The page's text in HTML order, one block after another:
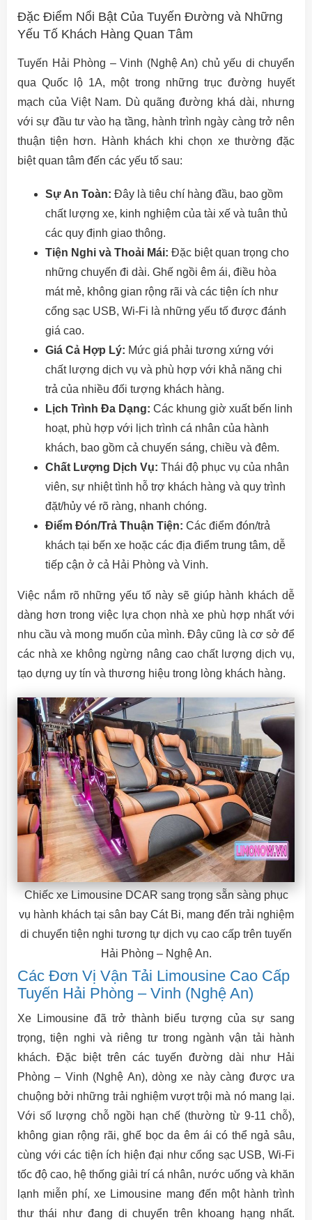
Đặc Điểm Nổi Bật Của Tuyến Đường và Những
Yếu Tố Khách Hàng Quan Tâm
Tuyến Hải Phòng – Vinh (Nghệ An) chủ yếu di chuyển
qua Quốc lộ 1A, một trong những trục đường huyết
mạch của Việt Nam. Dù quãng đường khá dài, nhưng
với sự đầu tư vào hạ tầng, hành trình ngày càng trở nên
thuận tiện hơn. Hành khách khi chọn xe thường đặc
biệt quan tâm đến các yếu tố sau:
Sự An Toàn: Đây là tiêu chí hàng đầu, bao gồm
chất lượng xe, kinh nghiệm của tài xế và tuân thủ
các quy định giao thông.
Tiện Nghi và Thoải Mái: Đặc biệt quan trọng cho
những chuyến đi dài. Ghế ngồi êm ái, điều hòa
mát mẻ, không gian rộng rãi và các tiện ích như
cổng sạc USB, Wi-Fi là những yếu tố được đánh
giá cao.
Giá Cả Hợp Lý: Mức giá phải tương xứng với
chất lượng dịch vụ và phù hợp với khả năng chi
trả của nhiều đối tượng khách hàng.
Lịch Trình Đa Dạng: Các khung giờ xuất bến linh
hoạt, phù hợp với lịch trình cá nhân của hành
khách, bao gồm cả chuyến sáng, chiều và đêm.
Chất Lượng Dịch Vụ: Thái độ phục vụ của nhân
viên, sự nhiệt tình hỗ trợ khách hàng và quy trình
đặt/hủy vé rõ ràng, nhanh chóng.
Điểm Đón/Trả Thuận Tiện: Các điểm đón/trả
khách tại bến xe hoặc các địa điểm trung tâm, dễ
tiếp cận ở cả Hải Phòng và Vinh.
Việc nắm rõ những yếu tố này sẽ giúp hành khách dễ
dàng hơn trong việc lựa chọn nhà xe phù hợp nhất với
nhu cầu và mong muốn của mình. Đây cũng là cơ sở để
các nhà xe không ngừng nâng cao chất lượng dịch vụ,
tạo dựng uy tín và thương hiệu trong lòng khách hàng.
Chiếc xe Limousine DCAR sang trọng sẵn sàng phục
vụ hành khách tại sân bay Cát Bi, mang đến trải nghiệm
di chuyển tiện nghi tương tự dịch vụ cao cấp trên tuyến
Hải Phòng – Nghệ An.
Các Đơn Vị Vận Tải Limousine Cao Cấp
Tuyến Hải Phòng – Vinh (Nghệ An)
Xe Limousine đã trở thành biểu tượng của sự sang
trọng, tiện nghi và riêng tư trong ngành vận tải hành
khách. Đặc biệt trên các tuyến đường dài như Hải
Phòng – Vinh (Nghệ An), dòng xe này càng được ưa
chuộng bởi những trải nghiệm vượt trội mà nó mang lại.
Với số lượng chỗ ngồi hạn chế (thường từ 9-11 chỗ),
không gian rộng rãi, ghế bọc da êm ái có thể ngả sâu,
cùng với các tiện ích hiện đại như cổng sạc USB, Wi-Fi
tốc độ cao, hệ thống giải trí cá nhân, nước uống và khăn
lạnh miễn phí, xe Limousine mang đến một hành trình
thư thái như đang di chuyển trên khoang hạng nhất.